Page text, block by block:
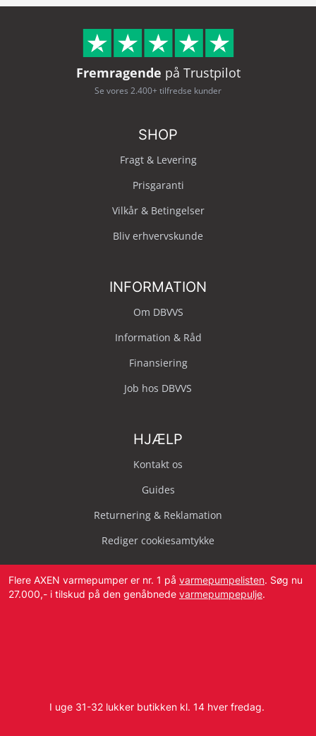
Fremragende på Trustpilot
Se vores 2.400+ tilfredse kunder
SHOP
Fragt & Levering
Prisgaranti
Vilkår & Betingelser
Bliv erhvervskunde
INFORMATION
Om DBVVS
Information & Råd
Finansiering
Job hos DBVVS
HJÆLP
Kontakt os
Guides
Returnering & Reklamation
Rediger cookiesamtykke
E-mail:info@dbvvs.dk
Flere AXEN varmepumper er nr. 1 på varmepumpelisten. Søg nu
27.000,- i tilskud på den genåbnede varmepumpepulje.
I uge 31-32 lukker butikken kl. 14 hver fredag.